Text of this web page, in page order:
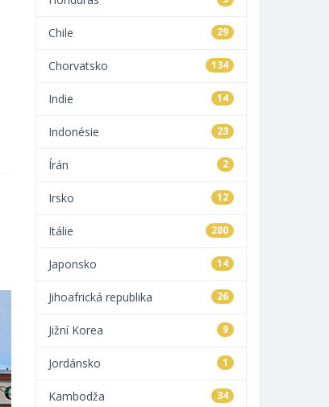
29
Chile
134
Chorvatsko
14
Indie
23
Indonésie
2
Írán
12
Irsko
280
Itálie
14
Japonsko
26
Jihoafrická republika
9
Jižní Korea
1
Jordánsko
34
Kambodža